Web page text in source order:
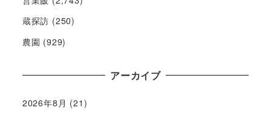
蔵探訪 (250)
農園 (929)
アーカイブ
2026年8月 (21)